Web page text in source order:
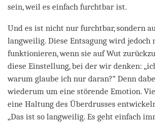
sein, weil es einfach furchtbar ist.
Und es ist nicht nur furchtbar, sondern
langweilig. Diese Entsagung wird jedoch
funktionieren, wenn sie auf Wut
diese Einstellung, bei der wir denken:
warum glaube ich nur daran?“ Denn
wiederum um eine störende Emotion.
eine Haltung des Überdrusses
„Das ist so langweilig. Es geht einfach